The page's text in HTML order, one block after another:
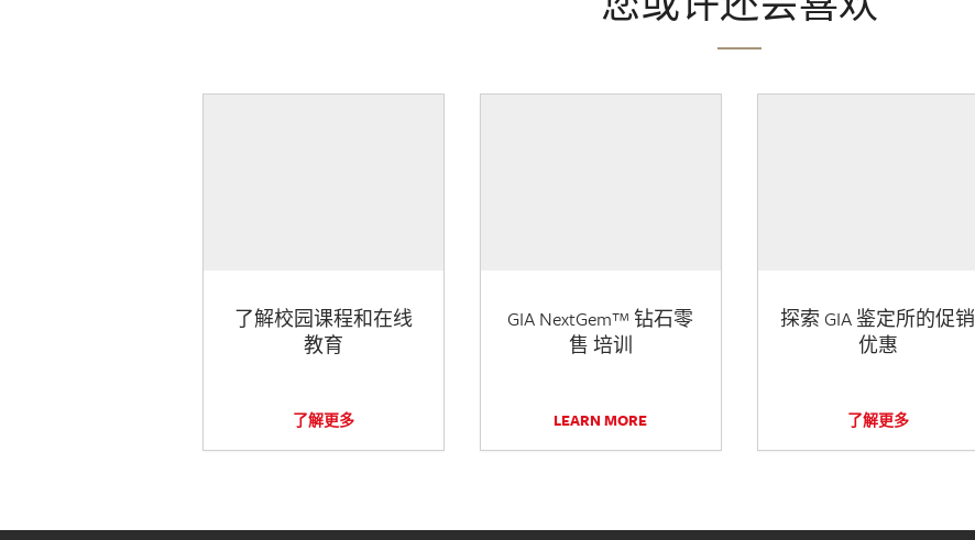
了解校园课程和在线
教育
了解更多
GIA NextGem™ 钻石零
售 培训
LEARN MORE
探索 GIA 鉴定所的促销
优惠
了解更多